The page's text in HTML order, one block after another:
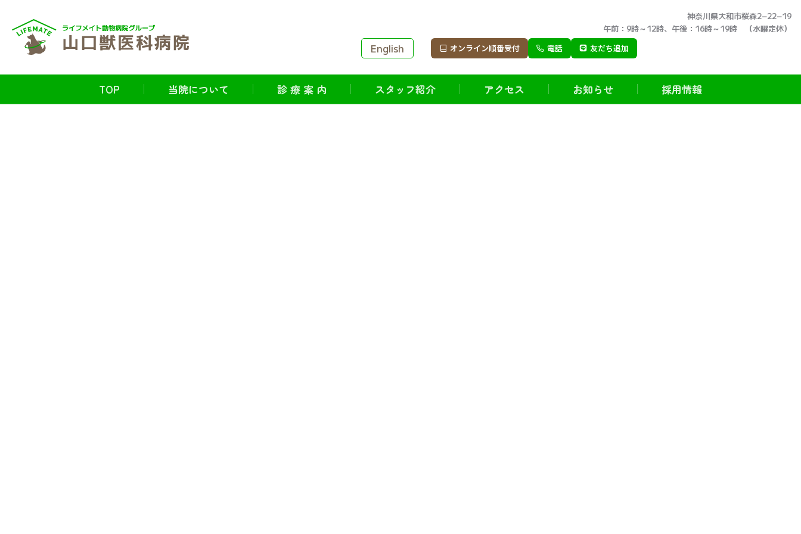
神奈川県大和市桜森2−22−19
午前：9時～12時、午後：16時～19時 （水曜定休）
English オンライン順番受付 電話 友だち追加
TOP 当院について 診 療 案 内 スタッフ紹介 アクセス お知らせ 採用情報